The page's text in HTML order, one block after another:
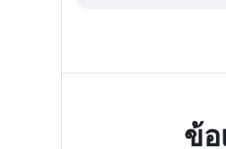
ข้